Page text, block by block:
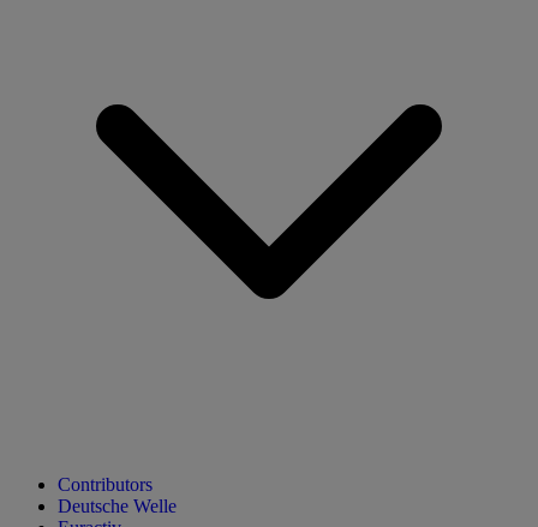
Contributors
Deutsche Welle